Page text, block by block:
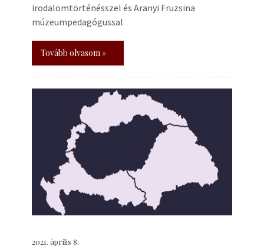
irodalomtörténésszel és Aranyi Fruzsina
múzeumpedagógussal
Tovább olvasom »
2021. április 8.